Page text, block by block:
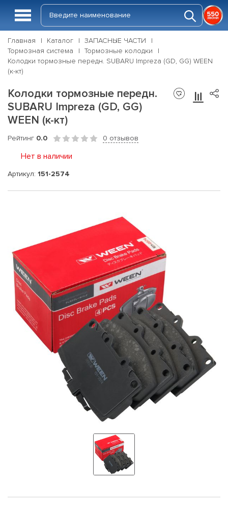
Главная Каталог
ЗАПАСНЫЕ ЧАСТИ
Тормозная система
Тормозные колодки
Колодки тормозные передн. SUBARU Impreza (GD, GG) WEEN
(к-кт)
Колодки тормозные передн.
SUBARU Impreza (GD, GG)
WEEN (к-кт)
Рейтинг 0.0 0 отзывов
Нет в наличии
Артикул: 151-2574